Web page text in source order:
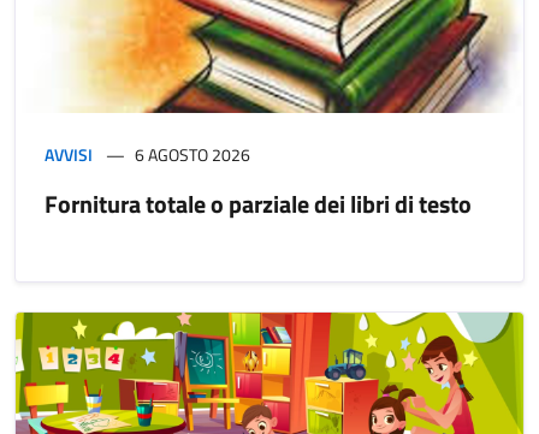
AVVISI 6 AGOSTO 2026
Fornitura totale o parziale dei libri di testo